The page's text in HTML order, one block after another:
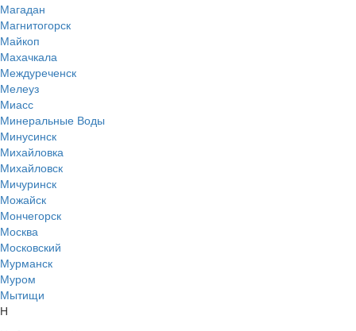
Магадан
Магнитогорск
Майкоп
Махачкала
Междуреченск
Мелеуз
Миасс
Минеральные Воды
Минусинск
Михайловка
Михайловск
Мичуринск
Можайск
Мончегорск
Москва
Московский
Мурманск
Муром
Мытищи
Н